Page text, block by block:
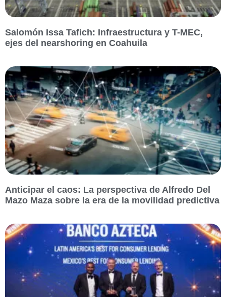
Salomón Issa Tafich: Infraestructura y T-MEC,
ejes del nearshoring en Coahuila
Anticipar el caos: La perspectiva de Alfredo Del
Mazo Maza sobre la era de la movilidad predictiva